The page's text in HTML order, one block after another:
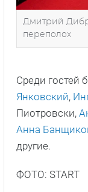
Дмитрий
переполох
Среди гостей
Янковский,
Пиотровски,
Анна
другие.
ФОТО: START